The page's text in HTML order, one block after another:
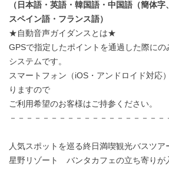
（日本語・英語・韓国語・中国語（簡体字
スペイン語・フランス語）
★自動音声ガイダンスとは★
GPSで指定したポイントを通過した際にの
システムです。
スマートフォン（iOS・アンドロイド対応
りますので
ご利用希望のお客様はご持参ください。
－－－－－－－－－－－－－－－－－－－
人気スポットを巡る終日満喫観光バスツア
星野リゾート バンタカフェの立ち寄りが